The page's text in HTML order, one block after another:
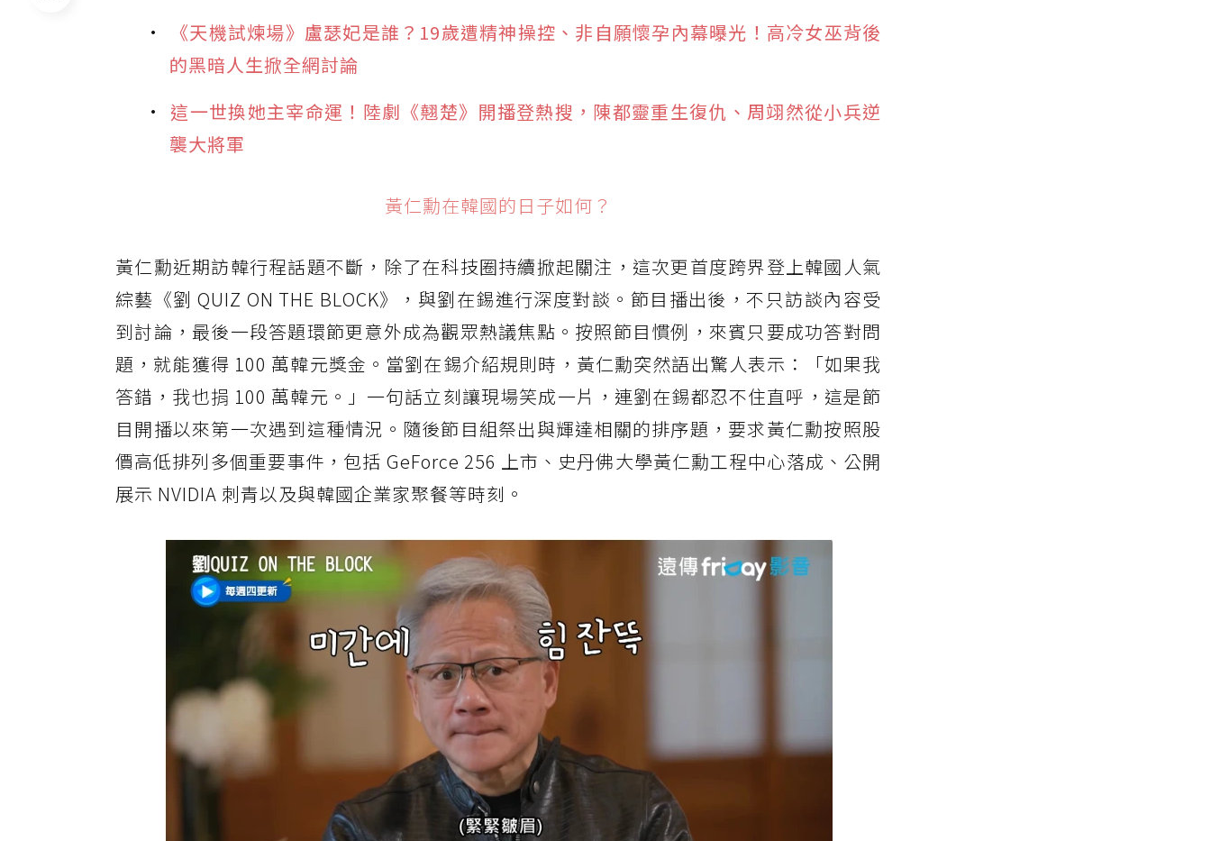
《天機試煉場》盧瑟妃是誰？19歲遭精神操控、非自願懷孕內幕曝光！高冷女巫背後
的黑暗人生掀全網討論
這一世換她主宰命運！陸劇《翹楚》開播登熱搜，陳都靈重生復仇、周翊然從小兵逆
襲大將軍
黃仁勳在韓國的日子如何？
黃仁勳近期訪韓行程話題不斷，除了在科技圈持續掀起關注，這次更首度跨界登上韓國人氣
綜藝《劉 QUIZ ON THE BLOCK》，與劉在錫進行深度對談。節目播出後，不只訪談內容受
到討論，最後一段答題環節更意外成為觀眾熱議焦點。按照節目慣例，來賓只要成功答對問
題，就能獲得 100 萬韓元獎金。當劉在錫介紹規則時，黃仁勳突然語出驚人表示：「如果我
答錯，我也捐 100 萬韓元。」一句話立刻讓現場笑成一片，連劉在錫都忍不住直呼，這是節
目開播以來第一次遇到這種情況。隨後節目組祭出與輝達相關的排序題，要求黃仁勳按照股
價高低排列多個重要事件，包括 GeForce 256 上市、史丹佛大學黃仁勳工程中心落成、公開
展示 NVIDIA 刺青以及與韓國企業家聚餐等時刻。